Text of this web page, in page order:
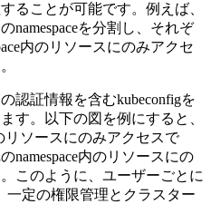
ることが可能です。例えば、
namespaceを分割し、それぞ
内のリソースにのみアクセ
認証情報を含むkubeconfigを
す。以下の図を例にすると、
リソースにのみアクセスで
namespace内のリソースにの
このように、ユーザーごとに
一定の権限管理とクラスター